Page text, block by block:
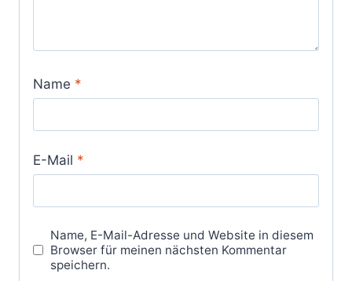
Name *
E-Mail *
Name, E-Mail-Adresse und Website in diesem
Browser für meinen nächsten Kommentar
speichern.